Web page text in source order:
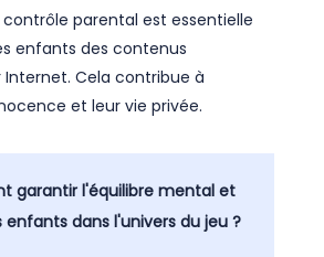
contrôle parental est essentielle
enfants des contenus
Internet. Cela contribue à
et leur vie privée.
garantir l'équilibre mental et
enfants dans l'univers du jeu ?